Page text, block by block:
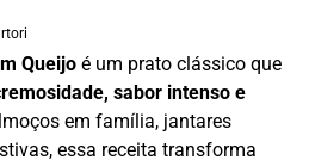
Queijo é um prato clássico que
sabor intenso e
em família, jantares
essa receita transforma